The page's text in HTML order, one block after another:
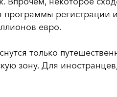
программы
евро.
только
зону. Для